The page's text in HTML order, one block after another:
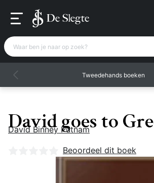
Waar ben je naar op zoek?
Tweedehands boeken
David goes to
David Binney Putnam
Nog geen beoordelingen
Beoordeel dit boek